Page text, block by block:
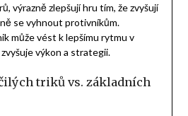
výrazně zlepšují hru tím, že zvyšují
se vyhnout protivníkům.
může vést k lepšímu rytmu v
výkon a strategii.
triků vs. základních